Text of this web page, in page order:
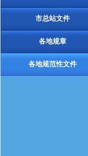
市总站文件
各地规章
各地规范性文件